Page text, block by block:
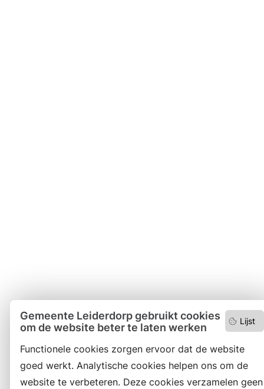
Lijst
Gemeente Leiderdorp gebruikt cookies
om de website beter te laten werken
Functionele cookies zorgen ervoor dat de website
goed werkt. Analytische cookies helpen ons om de
website te verbeteren. Deze cookies verzamelen geen